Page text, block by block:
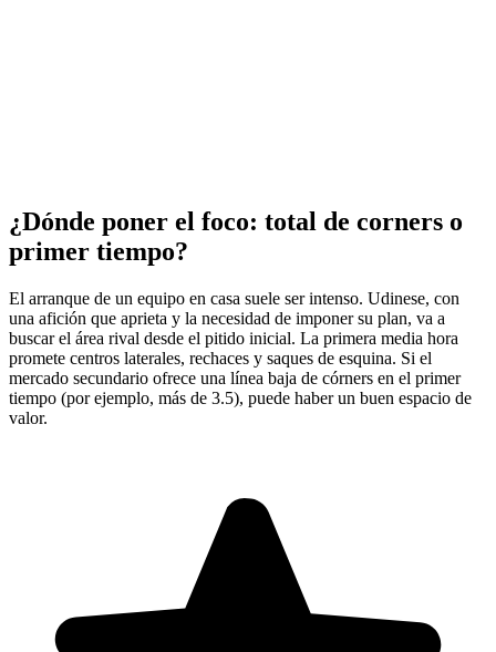
¿Dónde poner el foco: total de corners o
primer tiempo?
El arranque de un equipo en casa suele ser intenso. Udinese, con
una afición que aprieta y la necesidad de imponer su plan, va a
buscar el área rival desde el pitido inicial. La primera media hora
promete centros laterales, rechaces y saques de esquina. Si el
mercado secundario ofrece una línea baja de córners en el primer
tiempo (por ejemplo, más de 3.5), puede haber un buen espacio de
valor.